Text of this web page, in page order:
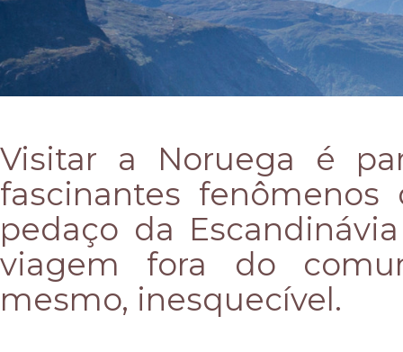
Visitar a Noruega é
fascinantes fenômenos
pedaço da
viagem fora do
mesmo, inesquecível.